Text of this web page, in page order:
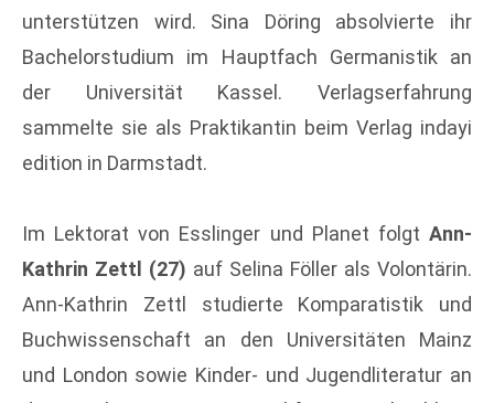
unterstützen wird. Sina Döring absolvierte ihr
Bachelorstudium im Hauptfach Germanistik an
der Universität Kassel. Verlagserfahrung
sammelte sie als Praktikantin beim Verlag indayi
edition in Darmstadt.
Im Lektorat von Esslinger und Planet folgt Ann-
Kathrin Zettl (27) auf Selina Föller als Volontärin.
Ann-Kathrin Zettl studierte Komparatistik und
Buchwissenschaft an den Universitäten Mainz
und London sowie Kinder- und Jugendliteratur an